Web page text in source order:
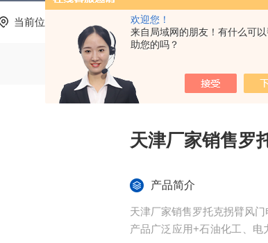
欢迎您！
来自局域网的朋友！有什么可
助您的吗？
当前位置： 产品中心
天津厂家销售罗
产品简介
天津厂家销售罗托克拐臂风
产品广泛应用+石油化工、